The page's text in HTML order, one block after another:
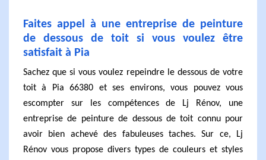
Faites appel à une entreprise de peinture
de dessous de toit si vous voulez être
satisfait à Pia
Sachez que si vous voulez repeindre le dessous de votre
toit à Pia 66380 et ses environs, vous pouvez vous
escompter sur les compétences de Lj Rénov, une
entreprise de peinture de dessous de toit connu pour
avoir bien achevé des fabuleuses taches. Sur ce, Lj
Rénov vous propose divers types de couleurs et styles